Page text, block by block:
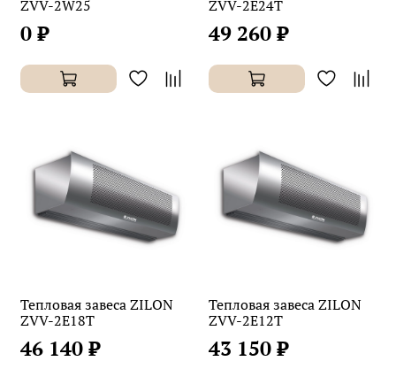
ZVV-2W25
0 ₽
ZVV-2E24T
49 260 ₽
Тепловая завеса ZILON
ZVV-2E18T
46 140 ₽
Тепловая завеса ZILON
ZVV-2E12T
43 150 ₽